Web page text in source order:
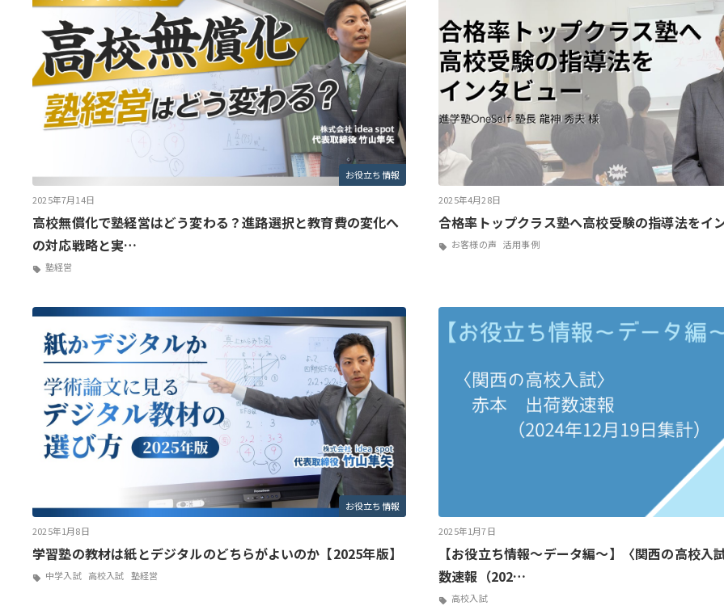
お役立ち情報
2025年7月14日
高校無償化で塾経営はどう変わる？進路選択と教育費の変化へ
の対応戦略と実…
塾経営
2025年4月28日
合格率トップクラス塾へ高校受験の指導法をイ
お客様の声 活用事例
お役立ち情報
2025年1月8日
学習塾の教材は紙とデジタルのどちらがよいのか【2025年版】
中学入試 高校入試 塾経営
2025年1月7日
【お役立ち情報～データ編～】〈関西の高校入
数速報（202…
高校入試